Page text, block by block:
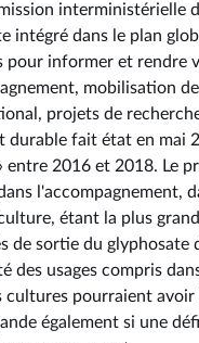
interministérielle
intégré dans le plan
pour informer et rendre
mobilisation
projets de
durable fait état en mai
entre 2016 et 2018. Le
l'accompagnement,
étant la plus
de sortie du glyphosate
usages compris
pourraient avoir
également si une